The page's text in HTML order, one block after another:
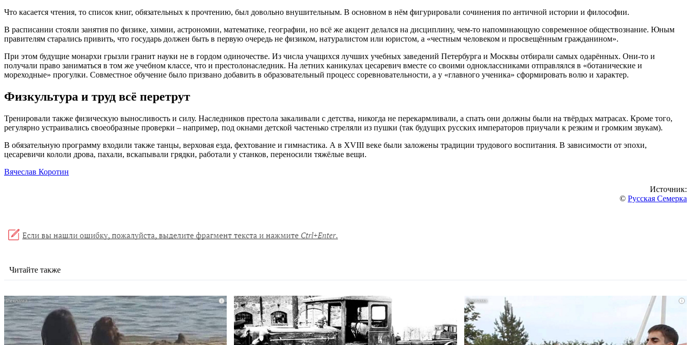
Что касается чтения, то список книг, обязательных к прочтению, был довольно внушительным. В основном в нём фигурировали сочинения по античной истории и философии.
В расписании стояли занятия по физике, химии, астрономии, математике, географии, но всё же акцент делался на дисциплину, чем-то напоминающую современное обществознание. Юным
правителям старались привить, что государь должен быть в первую очередь не физиком, натуралистом или юристом, а «честным человеком и просвещённым гражданином».
При этом будущие монархи грызли гранит науки не в гордом одиночестве. Из числа учащихся лучших учебных заведений Петербурга и Москвы отбирали самых одарённых. Они-то и
получали право заниматься в том же учебном классе, что и престолонаследник. На летних каникулах цесаревич вместе со своими одноклассниками отправлялся в «ботанические и
мореходные» прогулки. Совместное обучение было призвано добавить в образовательный процесс соревновательности, а у «главного ученика» сформировать волю и характер.
Физкультура и труд всё перетрут
Тренировали также физическую выносливость и силу. Наследников престола закаливали с детства, никогда не перекармливали, а спать они должны были на твёрдых матрасах. Кроме того,
регулярно устраивались своеобразные проверки – например, под окнами детской частенько стреляли из пушки (так будущих русских императоров приучали к резким и громким звукам).
В обязательную программу входили также танцы, верховая езда, фехтование и гимнастика. А в XVIII веке были заложены традиции трудового воспитания. В зависимости от эпохи,
цесаревичи кололи дрова, пахали, вскапывали грядки, работали у станков, переносили тяжёлые вещи.
Вячеслав Коротин
Источник:
© Русская Семерка
Читайте также
i i